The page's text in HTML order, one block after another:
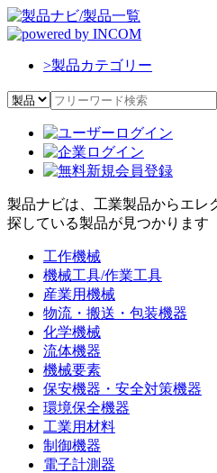
>製品カテゴリー
製品ナビは、工業製品からエレ
探している製品が見つかります
工作機械
機械工具/作業工具
産業用機械
物流・搬送・包装機器
化学機械
流体機器
機械要素
保安機器・安全対策機器
環境保全機器
工業用材料
制御機器
電子計測器